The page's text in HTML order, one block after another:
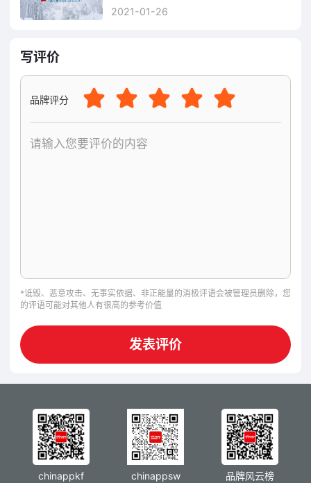
2021-01-26
写评价
品牌评分
*诋毁、恶意攻击、无事实依据、非正能量的消极评语会被管理员删除，您
的评语可能对其他人有很高的参考价值
发表评价
chinappkf chinappsw 品牌风云榜